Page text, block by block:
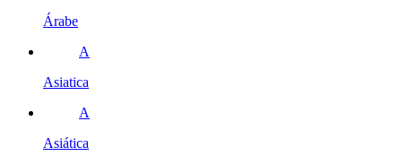
Árabe
A
Asiatica
A
Asiática